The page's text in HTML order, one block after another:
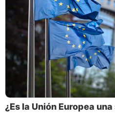
¿Es la Unión Europea